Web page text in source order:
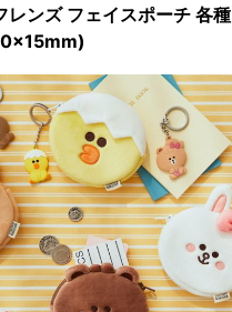
レンズ フェイスポーチ 各種